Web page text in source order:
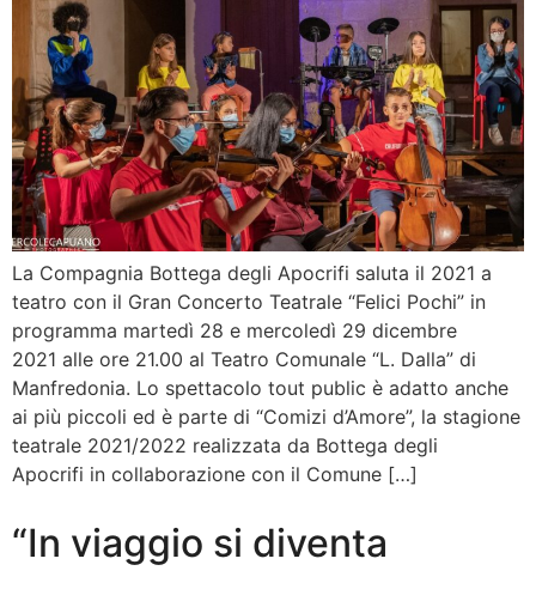
La Compagnia Bottega degli Apocrifi saluta il 2021 a
teatro con il Gran Concerto Teatrale “Felici Pochi” in
programma martedì 28 e mercoledì 29 dicembre
2021 alle ore 21.00 al Teatro Comunale “L. Dalla” di
Manfredonia. Lo spettacolo tout public è adatto anche
ai più piccoli ed è parte di “Comizi d’Amore”, la stagione
teatrale 2021/2022 realizzata da Bottega degli
Apocrifi in collaborazione con il Comune […]
“In viaggio si diventa